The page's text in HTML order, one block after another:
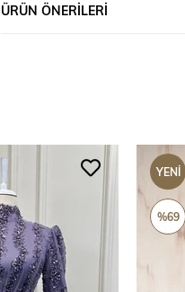
ÜRÜN ÖNERILERI
YENI
ÜRÜN
%69